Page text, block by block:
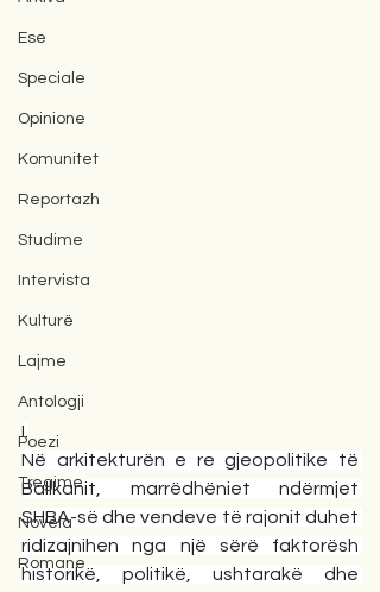
Ese
Speciale
Opinione
Komunitet
Reportazh
Studime
Intervista
Kulturë
Lajme
Antologji
Poezi
Tregime
Novela
Romane
I.
Në arkitekturën e re gjeopolitike të
Ballkanit, marrëdhëniet ndërmjet
SHBA-së dhe vendeve të rajonit duhet
ridizajnihen nga një sërë faktorësh
historikë, politikë, ushtarakë dhe